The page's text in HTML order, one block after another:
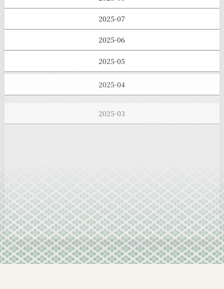
2025-07
2025-06
2025-05
2025-04
2025-02
2024-10
2024-09